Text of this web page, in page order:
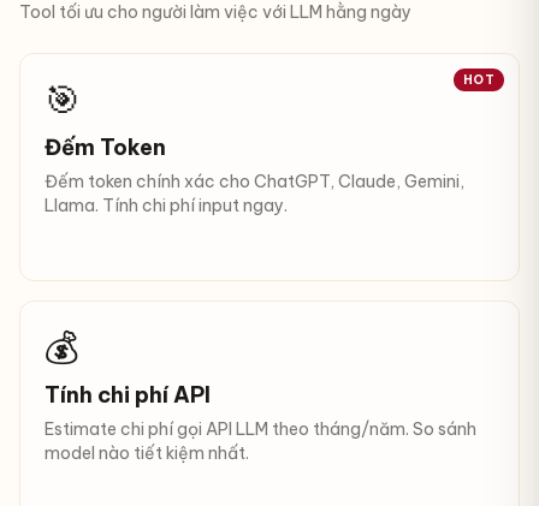
Tool tối ưu cho người làm việc với LLM hằng ngày
HOT
🎯
Đếm Token
Đếm token chính xác cho ChatGPT, Claude, Gemini,
Llama. Tính chi phí input ngay.
💰
Tính chi phí API
Estimate chi phí gọi API LLM theo tháng/năm. So sánh
model nào tiết kiệm nhất.